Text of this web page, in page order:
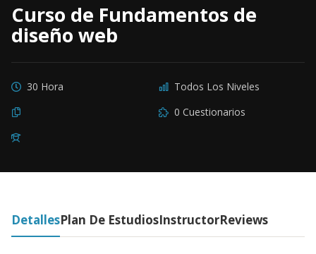
Curso de Fundamentos de
diseño web
30 Hora
Todos Los Niveles
0 Cuestionarios
DetallesPlan De EstudiosInstructorReviews